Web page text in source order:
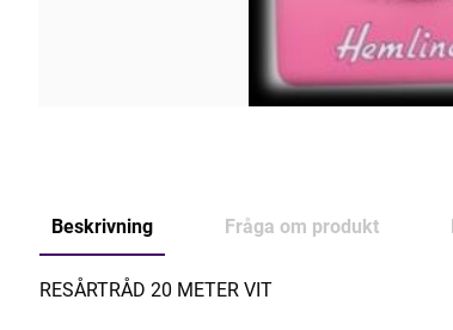
Beskrivning Fråga om produkt
RESÅRTRÅD 20 METER VIT